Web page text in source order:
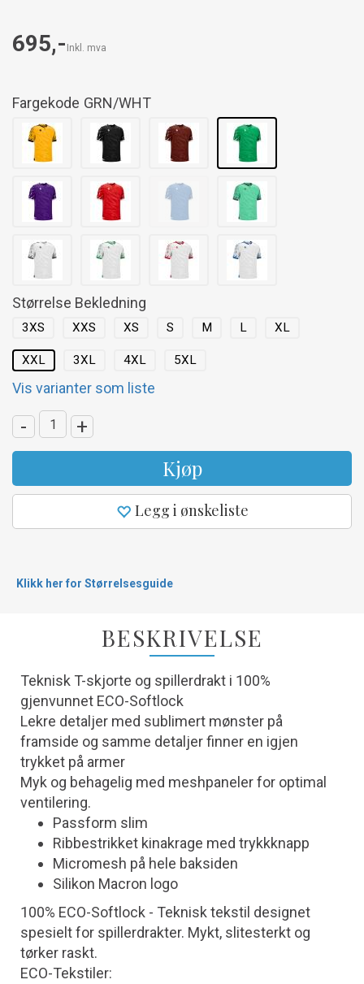
695,- Inkl. mva
Fargekode GRN/WHT
Størrelse Bekledning
3XS XXS XS S M L XL
XXL 3XL 4XL 5XL
Vis varianter som liste
- +
Kjøp
Legg i ønskeliste
Klikk her for Størrelsesguide
BESKRIVELSE
Teknisk T-skjorte og spillerdrakt i 100%
gjenvunnet ECO-Softlock
Lekre detaljer med sublimert mønster på
framside og samme detaljer finner en igjen
trykket på armer
Myk og behagelig med meshpaneler for optimal
ventilering.
Passform slim
Ribbestrikket kinakrage med trykkknapp
Micromesh på hele baksiden
Silikon Macron logo
100% ECO-Softlock - Teknisk tekstil designet
spesielt for spillerdrakter. Mykt, slitesterkt og
tørker raskt.
ECO-Tekstiler: